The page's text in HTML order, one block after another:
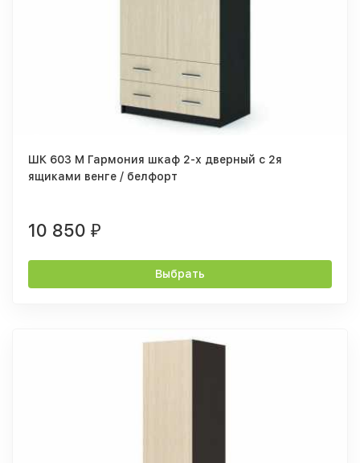
ШК 603 М Гармония шкаф 2-х дверный с 2я
ящиками венге / белфорт
10 850 ₽
Выбрать